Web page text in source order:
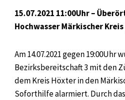
15.07.2021 11:00Uhr –
Hochwasser Märkischer
Am 14.07.2021 gegen 19:00Uhr
Bezirksbereitschaft 3 mit den
dem Kreis Höxter in den
Soforthilfe alarmiert. Durch